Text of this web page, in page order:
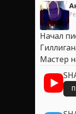
Начал
Мастер